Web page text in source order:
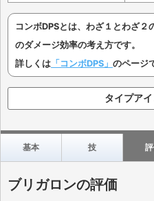
コンボDPSとは、わざ１とわざ
のダメージ効率の考え方です。
詳しくは 「コンボDPS」 のページ
タイプア
基本 技
ブリガロンの評価